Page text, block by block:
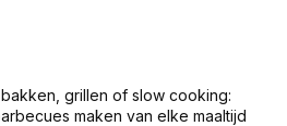
grillen of slow cooking:
maken van elke maaltijd